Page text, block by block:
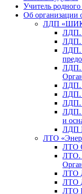
Учитель
Об организации
ЛДП
ЛДП.
ЛДП.
ЛДП.
ЛДП.
ЛДП.
ЛДП.
ЛДП.
ЛДП.
и
ЛДП
ЛТО
ЛТО
ЛТО.
ЛТО
ЛТО
ЛТО